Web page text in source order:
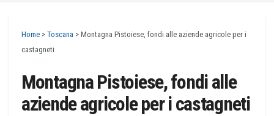
Home > Toscana > Montagna Pistoiese, fondi alle aziende agricole per i
castagneti
Montagna Pistoiese, fondi alle
aziende agricole per i castagneti